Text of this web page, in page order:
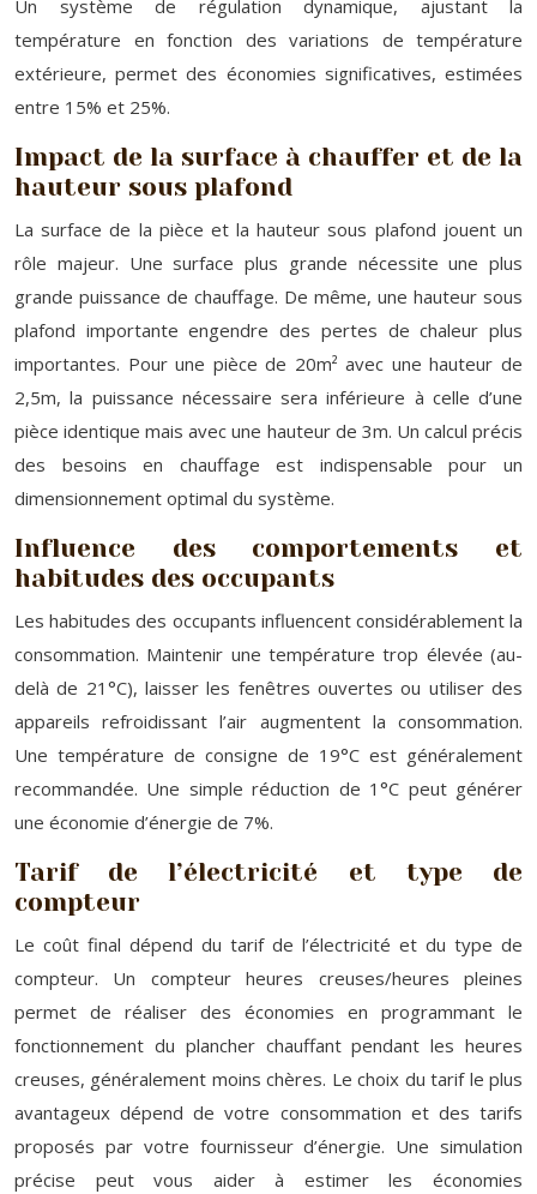
Un système de régulation dynamique, ajustant la
température en fonction des variations de température
extérieure, permet des économies significatives, estimées
entre 15% et 25%.
Impact de la surface à chauffer et de la
hauteur sous plafond
La surface de la pièce et la hauteur sous plafond jouent un
rôle majeur. Une surface plus grande nécessite une plus
grande puissance de chauffage. De même, une hauteur sous
plafond importante engendre des pertes de chaleur plus
importantes. Pour une pièce de 20m² avec une hauteur de
2,5m, la puissance nécessaire sera inférieure à celle d’une
pièce identique mais avec une hauteur de 3m. Un calcul précis
des besoins en chauffage est indispensable pour un
dimensionnement optimal du système.
Influence des comportements et
habitudes des occupants
Les habitudes des occupants influencent considérablement la
consommation. Maintenir une température trop élevée (au-
delà de 21°C), laisser les fenêtres ouvertes ou utiliser des
appareils refroidissant l’air augmentent la consommation.
Une température de consigne de 19°C est généralement
recommandée. Une simple réduction de 1°C peut générer
une économie d’énergie de 7%.
Tarif de l’électricité et type de
compteur
Le coût final dépend du tarif de l’électricité et du type de
compteur. Un compteur heures creuses/heures pleines
permet de réaliser des économies en programmant le
fonctionnement du plancher chauffant pendant les heures
creuses, généralement moins chères. Le choix du tarif le plus
avantageux dépend de votre consommation et des tarifs
proposés par votre fournisseur d’énergie. Une simulation
précise peut vous aider à estimer les économies